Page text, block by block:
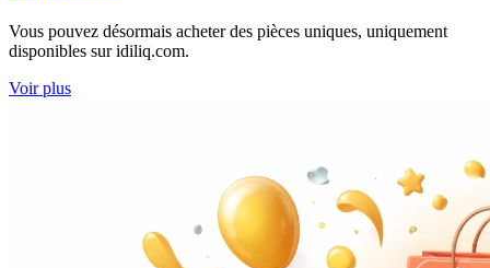
Vous pouvez désormais acheter des pièces uniques, uniquement
disponibles sur idiliq.com.
Voir plus